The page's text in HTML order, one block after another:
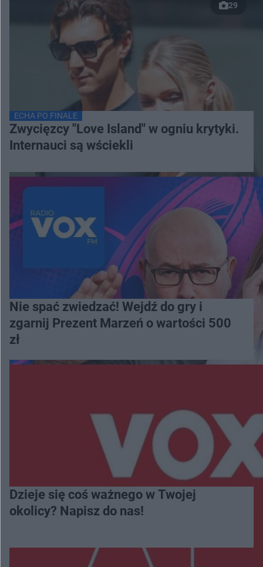
29
ECHA PO FINALE
Zwycięzcy "Love Island" w ogniu krytyki.
Internauci są wściekli
Nie spać zwiedzać! Wejdź do gry i
zgarnij Prezent Marzeń o wartości 500
zł
Dzieje się coś ważnego w Twojej
okolicy? Napisz do nas!